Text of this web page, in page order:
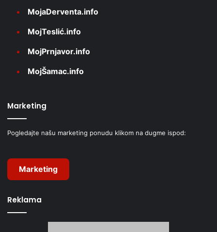
MojaDerventa.info
MojTeslić.info
MojPrnjavor.info
MojŠamac.info
Marketing
Pogledajte našu marketing ponudu klikom na dugme ispod:
Marketing
Reklama